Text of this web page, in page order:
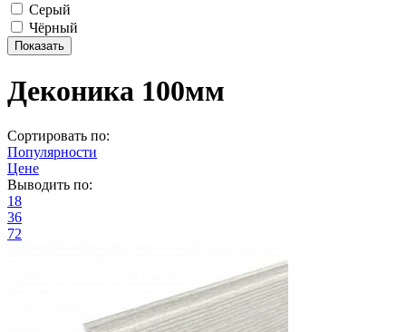
Серый
Чёрный
Деконика 100мм
Сортировать по:
Популярности
Цене
Выводить по:
18
36
72